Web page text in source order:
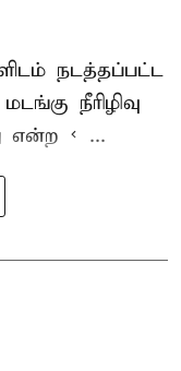
நடத்தப்பட்ட
நீரிழிவு
என்ற < ...